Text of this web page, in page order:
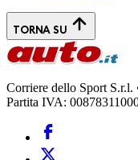
TORNA SU
Corriere dello Sport
Partita IVA: